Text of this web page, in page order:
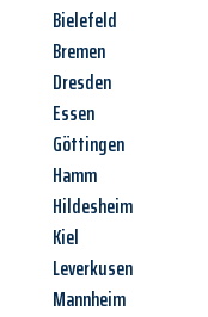
Bielefeld
Bremen
Dresden
Essen
Göttingen
Hamm
Hildesheim
Kiel
Leverkusen
Mannheim